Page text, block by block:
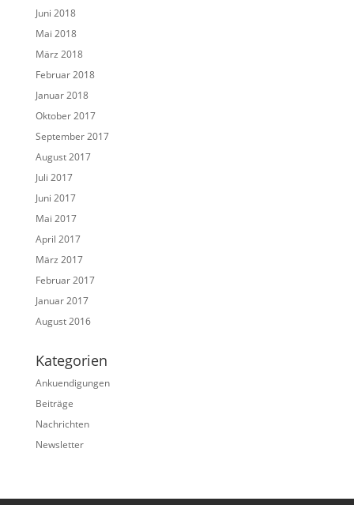
Juni 2018
Mai 2018
März 2018
Februar 2018
Januar 2018
Oktober 2017
September 2017
August 2017
Juli 2017
Juni 2017
Mai 2017
April 2017
März 2017
Februar 2017
Januar 2017
August 2016
Kategorien
Ankuendigungen
Beiträge
Nachrichten
Newsletter